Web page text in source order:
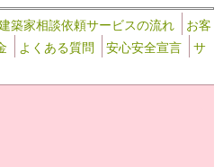
築家相談依頼サービスの流れ
お客
よくある質問 安心安全宣言
サ